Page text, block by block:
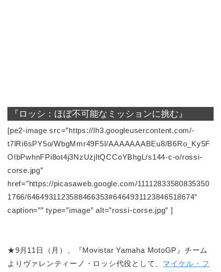
『ロッシ：ほぼ不可能なミッションに挑む』
[pe2-image src=”https://lh3.googleusercontent.com/-
t7lRi6sPY5o/WbgMmr49F5I/AAAAAAABEu8/B6Ro_Ky5F
OIbPwhnFPi8ot4j3NzUzjltQCCoYBhgL/s144-c-o/rossi-
corse.jpg”
href=”https://picasaweb.google.com/11112833580835350
1766/6464931123588466353#6464931123846518674″
caption=”” type=”image” alt=”rossi-corse.jpg” ]
★9月11日（月）、『Movistar Yamaha MotoGP』チーム
よりヴァレンティーノ・ロッシ代役として、 マイケル・フ